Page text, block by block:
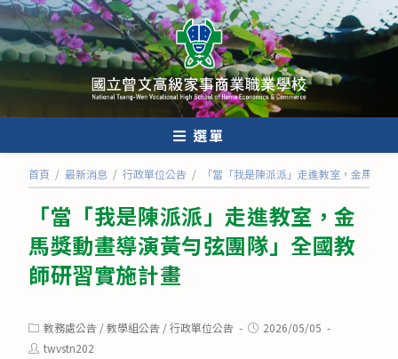
跳
轉
至
內
選單
首頁 / 最新消息 / 行政單位公告 / 「當「我是陳派派」走進教室，金馬獎
「當「我是陳派派」走進教室，金
馬獎動畫導演黃勻弦團隊」全國教
師研習實施計畫
Post
category:
教務處公告 /教學組公告 /行政單位公告
Post2026/05/05
Posttwvstn202